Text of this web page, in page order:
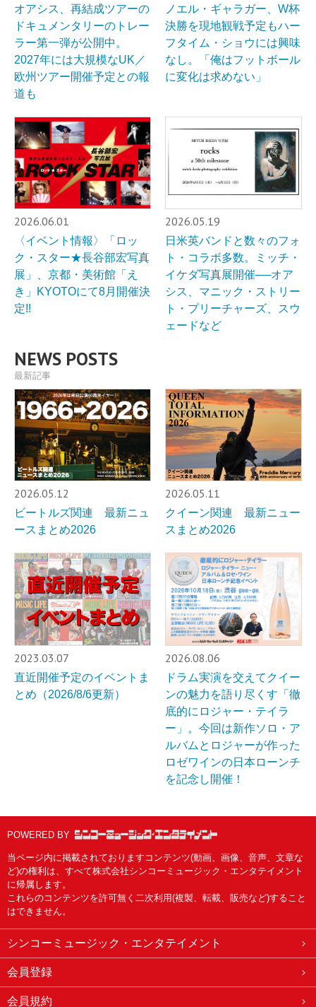
オアシス、再結成ツアーの
ドキュメンタリーのトレー
ラー第一弾が公開中。
2027年には大規模なUK／
欧州ツアー開催予定との報
道も
ノエル・ギャラガー、W杯
決勝を現地観戦予定もハー
フタイム・ショウには興味
なし。「俺はフットボール
に変化は求めない」
2026.06.01
〈イベント情報〉「ロッ
ク・スター★長谷部宏写真
展」、京都・美術館「え
き」KYOTOにて8月開催決
定!!
2026.05.19
日米英バンドと数々のフォ
ト・コラボ多数。ミッチ・
イケダ写真展開催──オア
シス、マニック・ストリー
ト・プリーチャーズ、スウ
ェードなど
NEWS POSTS
最新記事
2026.05.12
ビートルズ関連 最新ニュ
ースまとめ2026
2026.05.11
クイーン関連 最新ニュー
スまとめ2026
2023.03.07
直近開催予定のイベントま
とめ（2026/8/6更新）
2026.08.06
ドラム実演を交えてクイー
ンの魅力を語り尽くす「徹
底的にロジャー・テイラ
ー」。今回は新作ソロ・ア
ルバムとロジャーが作った
ロゼワインの日本ローンチ
を記念し開催！
POWERED BY
当ページ内に掲載されておりますコンテンツ(動画、画像、音声、文章な
ど)の権利は、すべて株式会社シンコーミュージック・エンタテイメント
に帰属します。
これらのコンテンツを許可無く二次利用(複製、転載、販売など)すること
はできません。
シンコーミュージック・エンタテイメント
会員登録
会員規約